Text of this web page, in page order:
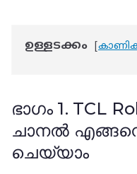
ഉള്ളടക്കം
ഭാഗം 1. TCL
ചാനൽ
ചെയ്യാം